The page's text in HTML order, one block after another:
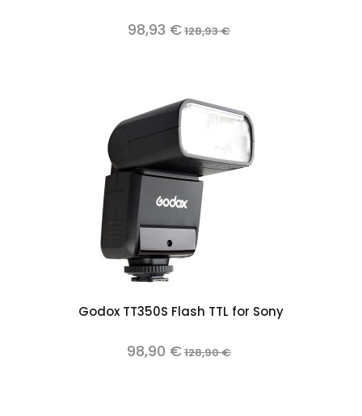
98,93 €128,93 €
Godox TT350S Flash TTL for Sony
98,90 €128,90 €